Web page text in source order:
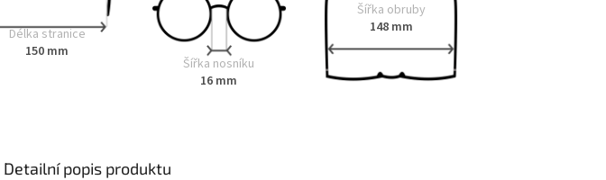
Délka stranice
150 mm
Šířka nosníku
16 mm
Šířka obruby
148 mm
Detailní popis produktu